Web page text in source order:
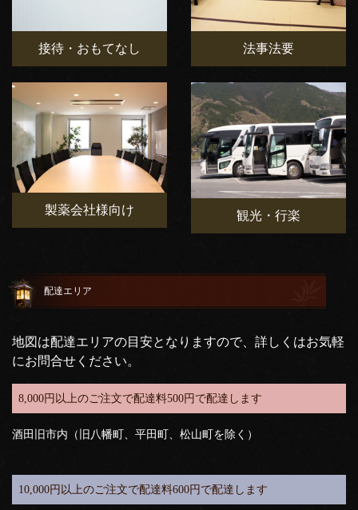
接待・おもてなし 法事法要
製薬会社様向け 観光・行楽
配達エリア
地図は配達エリアの目安となりますので、詳しくはお気軽
にお問合せください。
8,000円以上のご注文で配達料500円で配達します
酒田旧市内（旧八幡町、平田町、松山町を除く）
10,000円以上のご注文で配達料600円で配達します